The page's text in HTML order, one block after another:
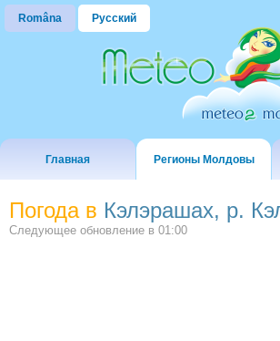
Româna Русский
Главная Регионы Молдовы
Погода в Кэлэрашах, р.
Следующее обновление в 01:00